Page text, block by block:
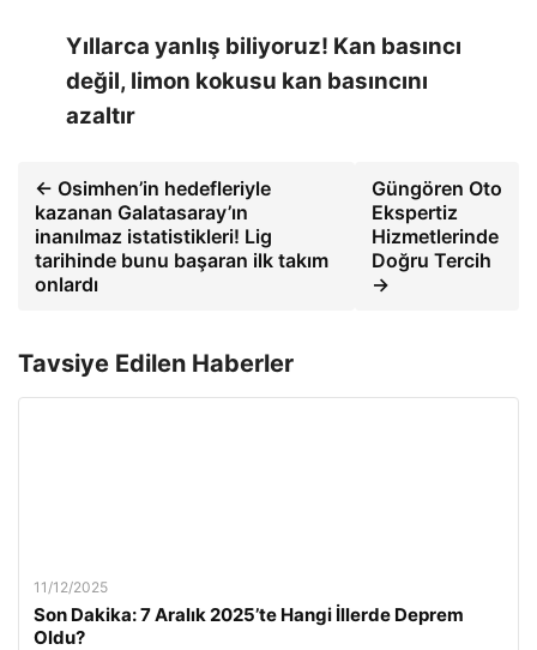
Yıllarca yanlış biliyoruz! Kan basıncı
değil, limon kokusu kan basıncını
azaltır
← Osimhen’in hedefleriyle
kazanan Galatasaray’ın
inanılmaz istatistikleri! Lig
tarihinde bunu başaran ilk takım
onlardı
Güngören Oto
Ekspertiz
Hizmetlerinde
Doğru Tercih
→
Tavsiye Edilen Haberler
11/12/2025
Son Dakika: 7 Aralık 2025’te Hangi İllerde Deprem
Oldu?